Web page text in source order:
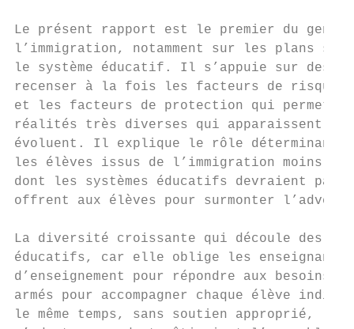
Le présent rapport est le premier du
l’immigration, notamment sur les plans
le système éducatif. Il s’appuie sur des
recenser à la fois les facteurs de risque
et les facteurs de protection qui
réalités très diverses qui apparaissent à
évoluent. Il explique le rôle déterminant
les élèves issus de l’immigration moins
dont les systèmes éducatifs devraient par
offrent aux élèves pour surmonter
La diversité croissante qui découle des
éducatifs, car elle oblige les enseignants à
d’enseignement pour répondre aux
armés pour accompagner chaque élève
le même temps, sans soutien approprié,